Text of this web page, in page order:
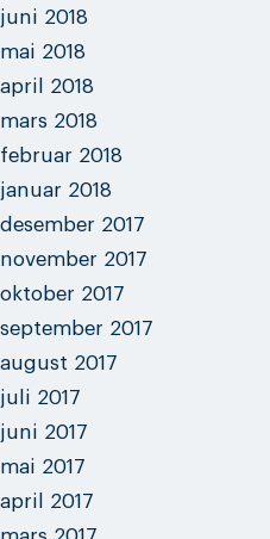
juni 2018
mai 2018
april 2018
mars 2018
februar 2018
januar 2018
desember 2017
november 2017
oktober 2017
september 2017
august 2017
juli 2017
juni 2017
mai 2017
april 2017